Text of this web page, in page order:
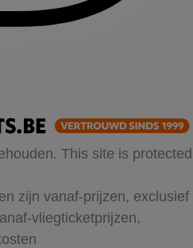
This site is protected
zijn vanaf-prijzen, exclusief
vliegticketprijzen,